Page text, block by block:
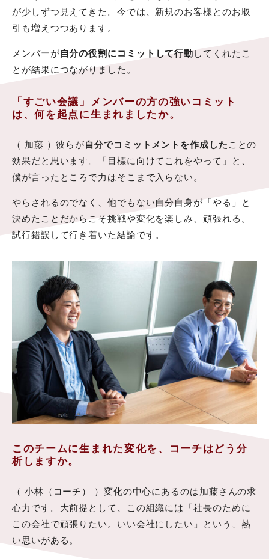
が少しずつ見えてきた。今では、新規のお客様とのお取
引も増えつつあります。
メンバーが自分の役割にコミットして行動 してくれたこ
とが結果につながりました。
「すごい会議」メンバーの方の強いコミット
は、何を起点に生まれましたか。
（ 加藤 ）彼らが自分でコミットメントを作成した ことの
効果だと思います。「目標に向けてこれをやって」と、
僕が言ったところで力はそこまで入らない。
やらされるのでなく、他でもない自分自身が「やる」と
決めたことだからこそ挑戦や変化を楽しみ、頑張れる。
試行錯誤して行き着いた結論です。
このチームに生まれた変化を、コーチはどう分
析しますか。
（ 小林（コーチ） ）変化の中心にあるのは加藤さんの求
心力です。大前提として、この組織には「社長のために
この会社で頑張りたい。いい会社にしたい」という、熱
い思いがある。